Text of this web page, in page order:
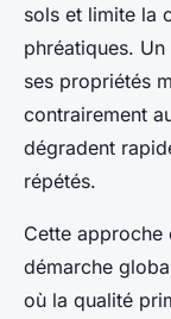
sols et limite la
phréatiques.
ses propriétés
contrairement
dégradent
répétés.
Cette approche
démarche
où la qualité